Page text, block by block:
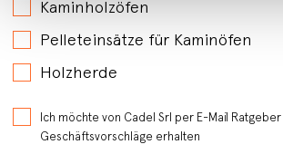
Kaminholzöfen
Pelleteinsätze für Kaminöfen
Holzherde
Ich möchte von Cadel Srl per E-Mail
Geschäftsvorschläge erhalten